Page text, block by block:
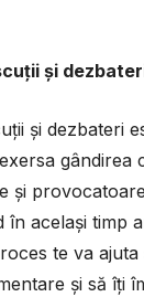
și
și dezbateri
gândirea
și
în același timp
te va ajuta
și să îți